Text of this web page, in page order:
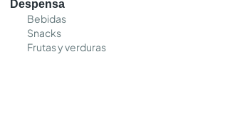
Despensa
Bebidas
Snacks
Frutas y verduras